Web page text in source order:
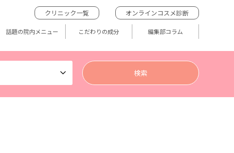
クリニック一覧 オンラインコスメ診断
話題の院内メニュー こだわりの成分 編集部コラム